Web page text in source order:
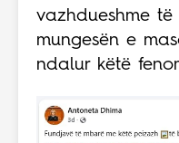
vazhdueshme
mungesën e
ndalur këtë